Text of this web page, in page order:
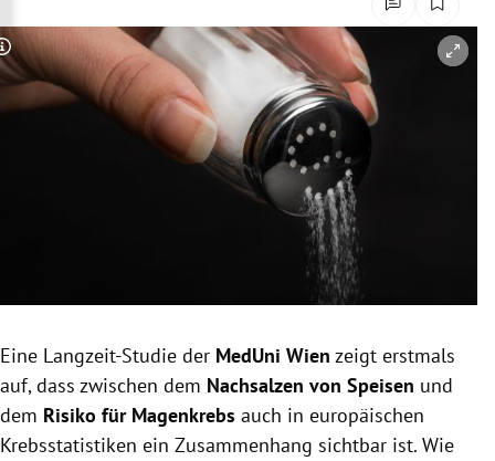
Untermenü
Untermenü
Untermenü
Untermenü
Copyright-Hinweis öffnen/schließen
Eine Langzeit-Studie der MedUni Wien zeigt erstmals
auf, dass zwischen dem Nachsalzen von Speisen und
dem Risiko für Magenkrebs auch in europäischen
Krebsstatistiken ein Zusammenhang sichtbar ist. Wie